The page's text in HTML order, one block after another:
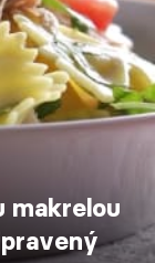
makrelou